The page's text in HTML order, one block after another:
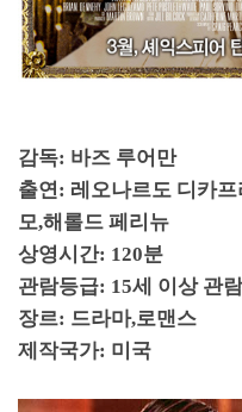
감독: 바즈 루어만
출연: 레오나르도 디카프
모,해롤드 페리뉴
상영시간: 120분
관람등급: 15세 이상 관
장르: 드라마,로맨스
제작국가: 미국